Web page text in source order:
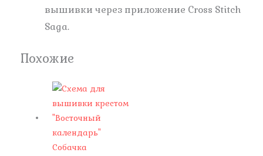
вышивки через приложение Cross Stitch
Saga.
Похожие